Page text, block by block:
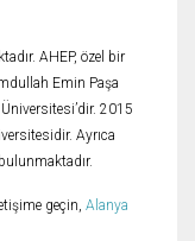
AHEP, özel bir
Emin Paşa
2015
Ayrıca
geçin, Alanya